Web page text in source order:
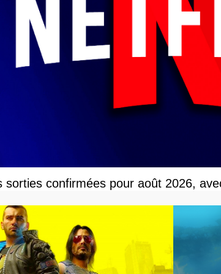
sorties confirmées pour août 2026,